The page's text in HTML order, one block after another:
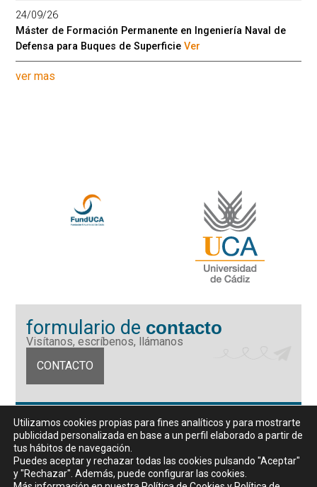
24/09/26
Máster de Formación Permanente en Ingeniería Naval de
Defensa para Buques de SuperficieVer
ver mas
formulario de contacto
Visítanos, escríbenos, llámanos
CONTACTO
Fundación Universidad de Cádiz
Calle Ancha 10 (Edificio José Pérez Llorca), CP. 11001, Cádiz
CIF: G11442167
956 07 03 70 / 72
Horario de atención al público
Utilizamos cookies propias para fines analíticos y para mostrarte
publicidad personalizada en base a un perfil elaborado a partir de
tus hábitos de navegación.
Puedes aceptar y rechazar todas las cookies pulsando "Aceptar"
y "Rechazar". Además, puede configurar las cookies.